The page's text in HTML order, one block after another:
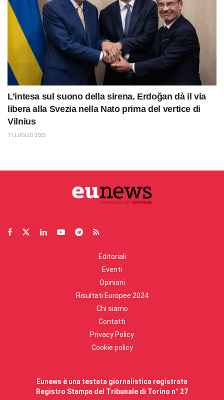
L’intesa sul suono della sirena. Erdoğan dà il via
libera alla Svezia nella Nato prima del vertice di
Vilnius
11 LUGLIO 2023
Editoriali
Eventi
Opinioni
Risultati Europee 2024
Chi siamo
Contatti
Privacy Policy
Cookie policy
Eunews è una testata giornalistica registrata
Registro Stampa del Tribunale di Torino n° 27